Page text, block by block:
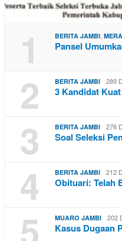
1 BERITA JAMBI,
Pansel
2 BERITA JAMBI 289
3 Kandidat
3 BERITA JAMBI 276
Soal Seleksi
4 BERITA JAMBI 212
Obituari: Telah
5 MUARO JAMBI 202
Kasus Dugaan